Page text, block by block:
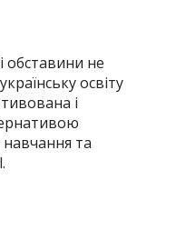
обставини не
освіту
і
та